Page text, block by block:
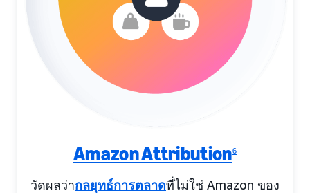
Amazon Attribution6
วัดผลว่ากลยุทธ์การตลาดที่ไม่ใช่ Amazon ของ